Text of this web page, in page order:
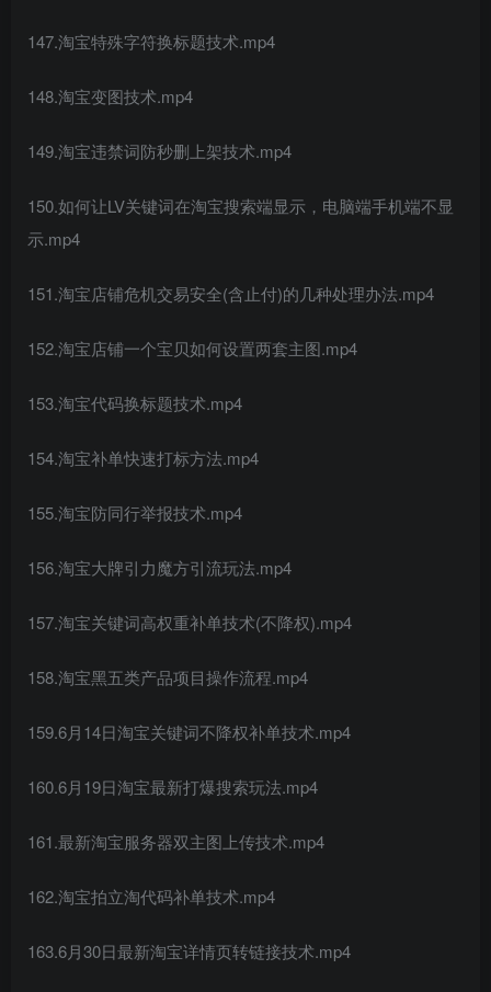
147.淘宝特殊字符换标题技术.mp4
148.淘宝变图技术.mp4
149.淘宝违禁词防秒删上架技术.mp4
150.如何让LV关键词在淘宝搜索端显示，电脑端手机端不显
示.mp4
151.淘宝店铺危机交易安全(含止付)的几种处理办法.mp4
152.淘宝店铺一个宝贝如何设置两套主图.mp4
153.淘宝代码换标题技术.mp4
154.淘宝补单快速打标方法.mp4
155.淘宝防同行举报技术.mp4
156.淘宝大牌引力魔方引流玩法.mp4
157.淘宝关键词高权重补单技术(不降权).mp4
158.淘宝黑五类产品项目操作流程.mp4
159.6月14日淘宝关键词不降权补单技术.mp4
160.6月19日淘宝最新打爆搜索玩法.mp4
161.最新淘宝服务器双主图上传技术.mp4
162.淘宝拍立淘代码补单技术.mp4
163.6月30日最新淘宝详情页转链接技术.mp4